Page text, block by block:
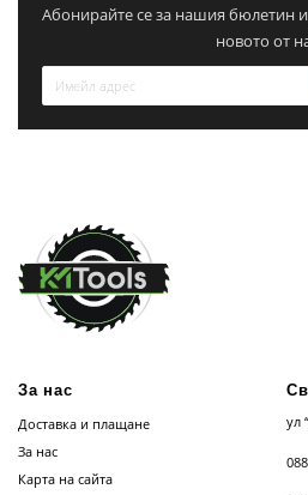
Абонирайте се за нашия бюлетин
новото от
За нас
Доставка и плащане
За нас
Карта на сайта
ул